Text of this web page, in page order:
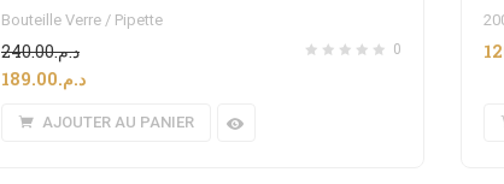
Bouteille Verre / Pipette
0 د.م.240.00
د.م.189.00
AJOUTER AU PANIER